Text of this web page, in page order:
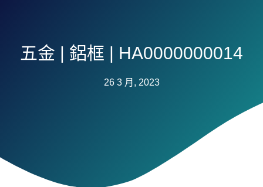
五金 | 鋁框 | HA0000000014
26 3 月, 2023